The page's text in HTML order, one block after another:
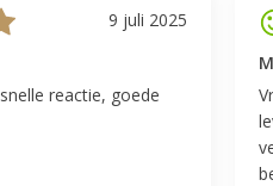
9 juli 2025
reactie, goede